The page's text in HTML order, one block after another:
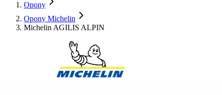
Opony
Opony Michelin
Michelin AGILIS ALPIN